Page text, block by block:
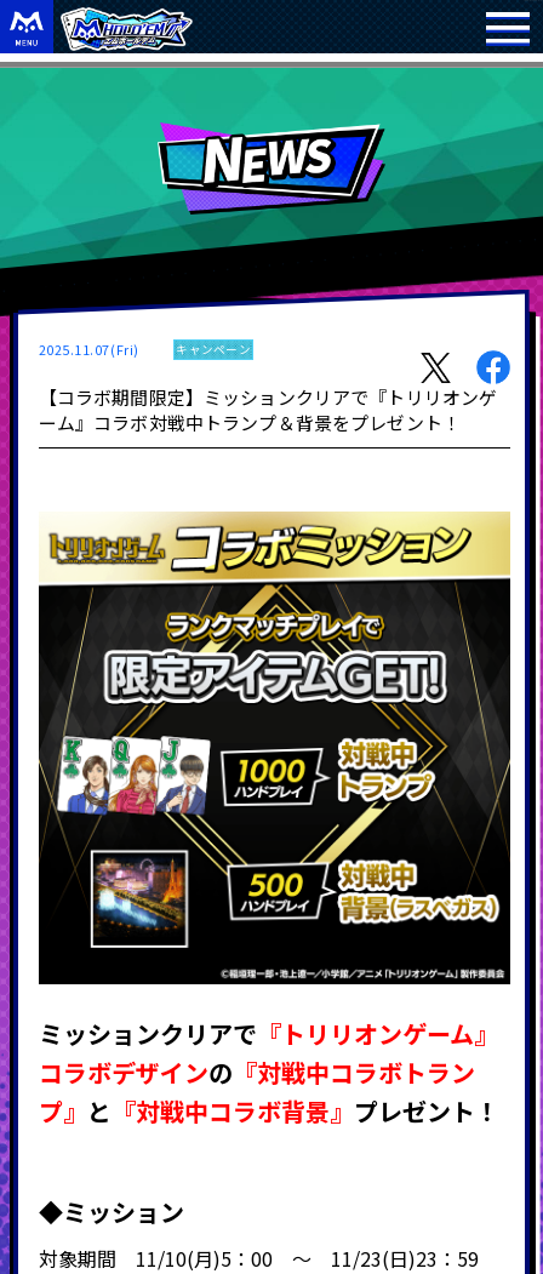
2025.11.07(Fri) キャンペーン
【コラボ期間限定】ミッションクリアで『トリリオンゲ
ーム』コラボ対戦中トランプ＆背景をプレゼント！
ミッションクリアで 『トリリオンゲーム』
コラボデザインの 『対戦中コラボトラン
プ』 と 『対戦中コラボ背景』 プレゼント！
◆ミッション
対象期間 11/10(月)5：00 ～ 11/23(日)23：59